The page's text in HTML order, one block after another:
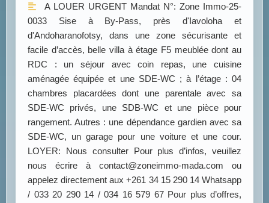
A LOUER URGENT Mandat N°: Zone Immo-25-
0033 Sise à By-Pass, près d'Iavoloha et
d'Andoharanofotsy, dans une zone sécurisante et
facile d’accès, belle villa à étage F5 meublée dont au
RDC : un séjour avec coin repas, une cuisine
aménagée équipée et une SDE-WC ; à l’étage : 04
chambres placardées dont une parentale avec sa
SDE-WC privés, une SDB-WC et une pièce pour
rangement. Autres : une dépendance gardien avec sa
SDE-WC, un garage pour une voiture et une cour.
LOYER: Nous consulter Pour plus d’infos, veuillez
nous écrire à contact@zoneimmo-mada.com ou
appelez directement aux +261 34 15 290 14 Whatsapp
/ 033 20 290 14 / 034 16 579 67 Pour plus d’offres,